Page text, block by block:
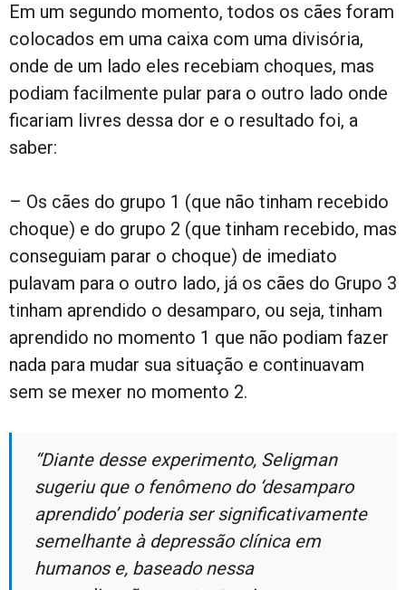
Em um segundo momento, todos os cães foram
colocados em uma caixa com uma divisória,
onde de um lado eles recebiam choques, mas
podiam facilmente pular para o outro lado onde
ficariam livres dessa dor e o resultado foi, a
saber:
– Os cães do grupo 1 (que não tinham recebido
choque) e do grupo 2 (que tinham recebido, mas
conseguiam parar o choque) de imediato
pulavam para o outro lado, já os cães do Grupo 3
tinham aprendido o desamparo, ou seja, tinham
aprendido no momento 1 que não podiam fazer
nada para mudar sua situação e continuavam
sem se mexer no momento 2.
“Diante desse experimento, Seligman
sugeriu que o fenômeno do ‘desamparo
aprendido’ poderia ser significativamente
semelhante à depressão clínica em
humanos e, baseado nessa